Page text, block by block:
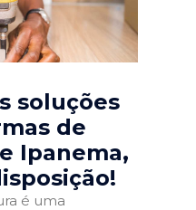
soluções
de
Ipanema,
é uma